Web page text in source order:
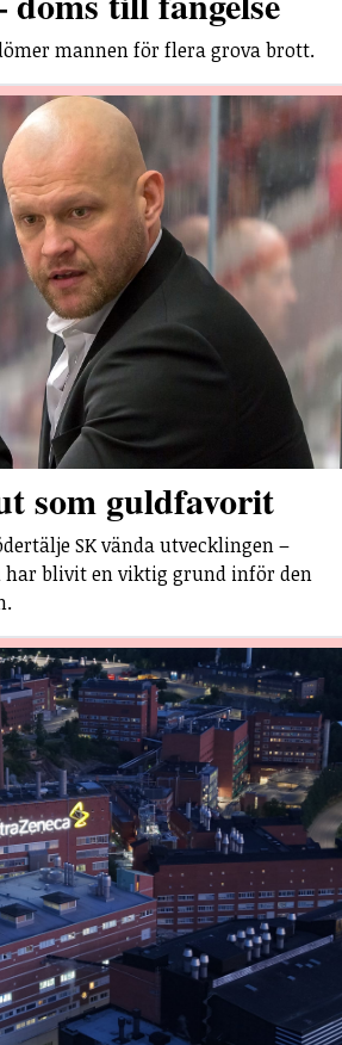
mannen för flera grova brott.
som guldfavorit
SK vända utvecklingen –
har blivit en viktig grund inför den